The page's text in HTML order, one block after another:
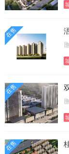
在售
在售
在售